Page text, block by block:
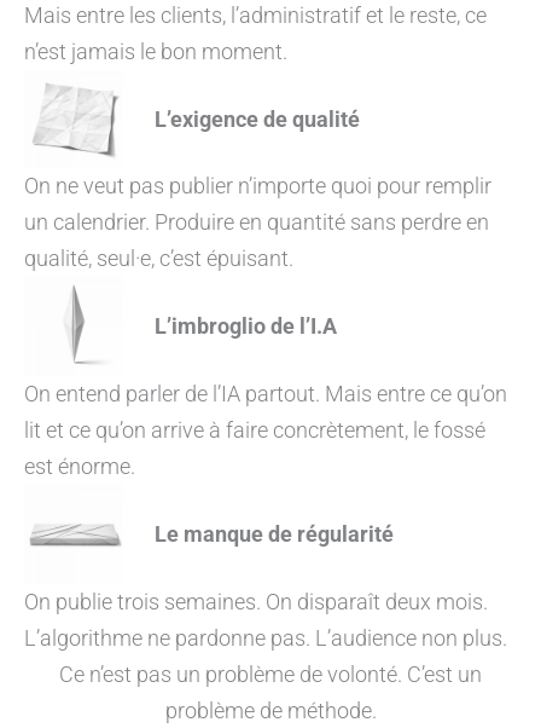
Mais entre les clients, l’administratif et le reste, ce
n’est jamais le bon moment.
L’exigence de qualité
On ne veut pas publier n’importe quoi pour remplir
un calendrier. Produire en quantité sans perdre en
qualité, seul·e, c’est épuisant.
L’imbroglio de l’I.A
On entend parler de l’IA partout. Mais entre ce qu’on
lit et ce qu’on arrive à faire concrètement, le fossé
est énorme.
Le manque de régularité
On publie trois semaines. On disparaît deux mois.
L’algorithme ne pardonne pas. L’audience non plus.
Ce n’est pas un problème de volonté. C’est un
problème de méthode.